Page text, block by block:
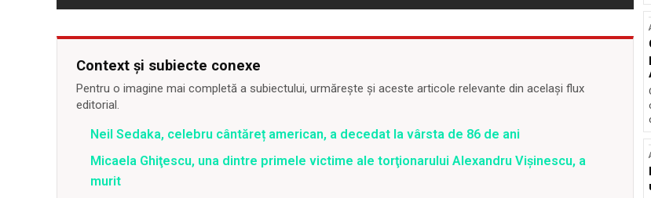
Context și subiecte conexe
Pentru o imagine mai completă a subiectului, urmărește și aceste articole relevante din același flux
editorial.
Neil Sedaka, celebru cântăreț american, a decedat la vârsta de 86 de ani
Micaela Ghiţescu, una dintre primele victime ale torţionarului Alexandru Vişinescu, a
murit